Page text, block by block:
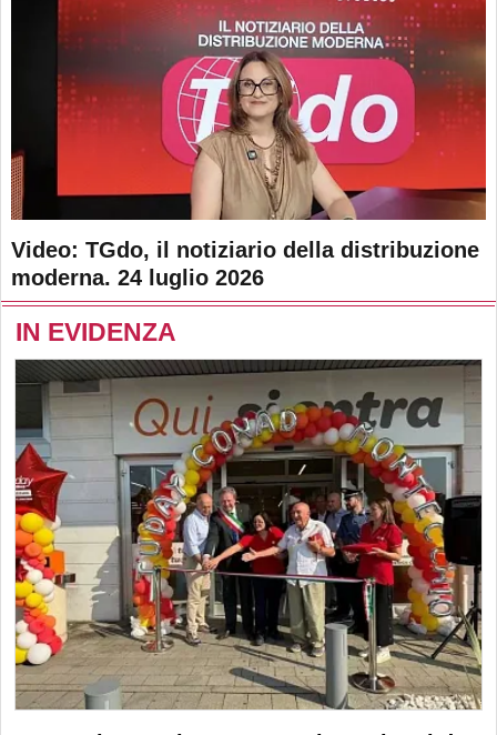
Video: TGdo, il notiziario della distribuzione
moderna. 24 luglio 2026
IN EVIDENZA